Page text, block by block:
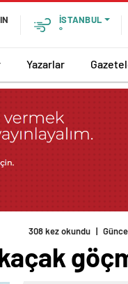
İSTANBUL
°
Yazarlar
308 kez okundu |